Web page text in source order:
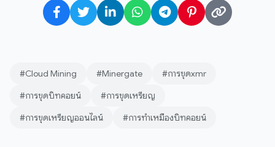
#Cloud Mining #Minergate
#การขุดxmr
#การขุดบิทคอยน์
#การขุดเหรียญ
#การขุดเหรียญออนไลน์
#การทำเหมืองบิทคอยน์